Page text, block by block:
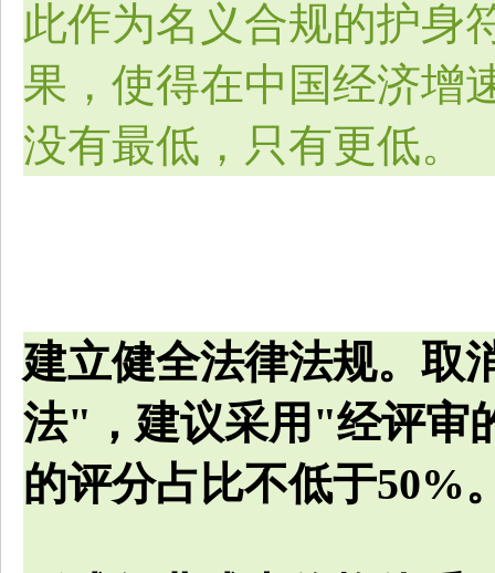
此作为名义合规的护身
果，使得在中国经济增
没有最低，只有更低。
建立健全法律法规。取
法"，建议采用"经评审
的评分占比不低于50%